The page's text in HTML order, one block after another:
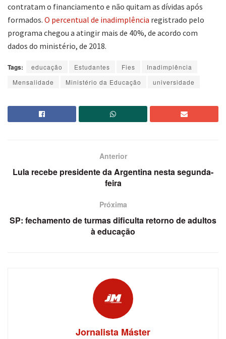
contratam o financiamento e não quitam as dívidas após
formados. O percentual de inadimplência registrado pelo
programa chegou a atingir mais de 40%, de acordo com
dados do ministério, de 2018.
Tags: educação Estudantes Fies
Inadimplência
Mensalidade
Ministério da Educação universidade
Anterior
Lula recebe presidente da Argentina nesta segunda-
feira
Próxima
SP: fechamento de turmas dificulta retorno de adultos
à educação
Jornalista Máster